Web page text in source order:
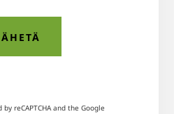
reCAPTCHA and the Google